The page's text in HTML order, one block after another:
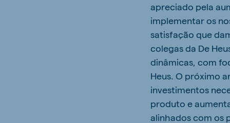
apreciado pela
implementar os
satisfação que
colegas da De
dinâmicas, com
Heus. O próximo
investimentos
produto e
alinhados com os